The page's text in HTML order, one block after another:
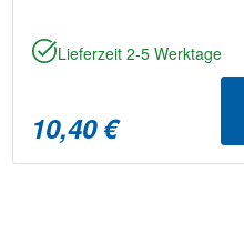
Lieferzeit 2-5 Werktage
10,40 €